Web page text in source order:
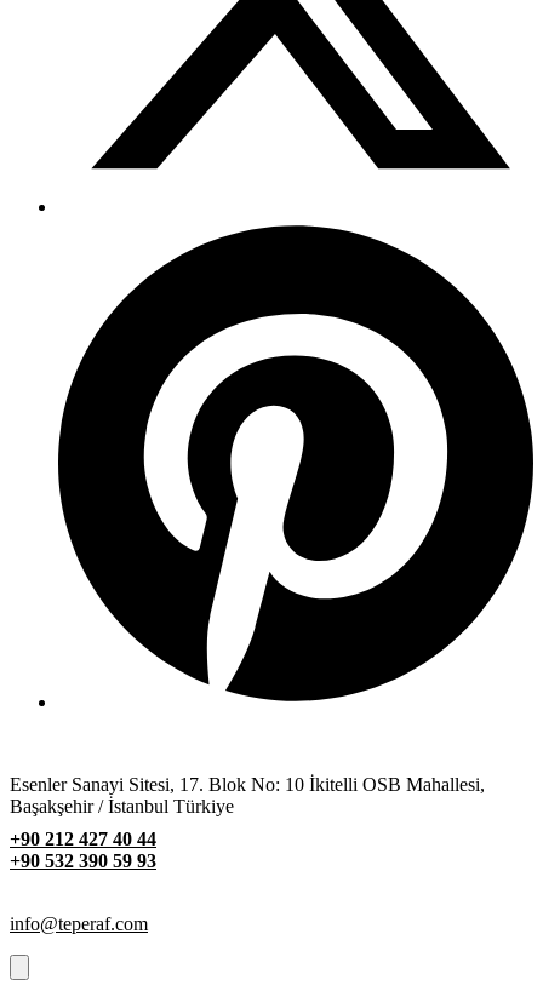
Esenler Sanayi Sitesi, 17. Blok No: 10 İkitelli OSB Mahallesi,
Başakşehir / İstanbul Türkiye
+90 212 427 40 44
+90 532 390 59 93
info@teperaf.com